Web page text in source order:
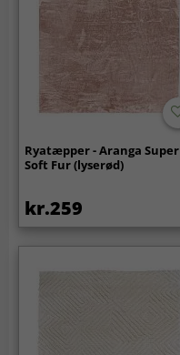
Ryatæpper - Aranga Super
Soft Fur (lyserød)
kr.259